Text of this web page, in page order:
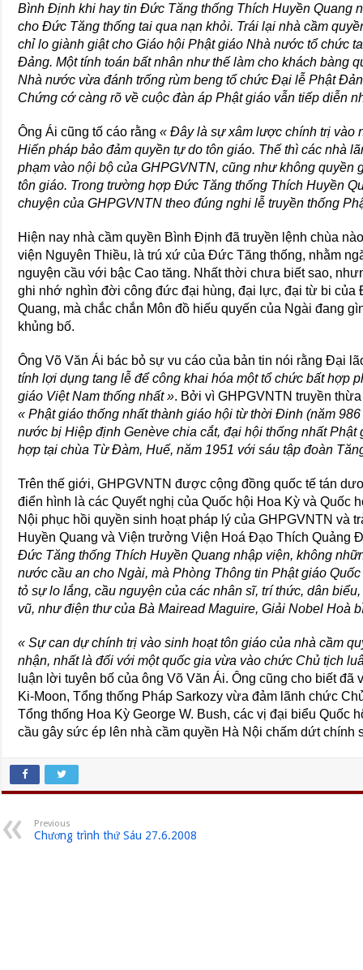
Bình Định khi hay tin Đức Tăng thống Thích Huyền Quang
cho Đức Tăng thống tai qua nạn khỏi. Trái lại nhà cầm
chỉ lo giành giật cho Giáo hội Phật giáo Nhà nước tổ chức
Đảng. Một tính toán bất nhân như thế làm cho khách bàng
Nhà nước vừa đánh trống rùm beng tổ chức Đại lễ Phật
Chứng cớ càng rõ về cuộc đàn áp Phật giáo vẫn tiếp diễn
Ông Ái cũng tố cáo rằng« Đây là sự xâm lược chính trị vào
Hiến pháp bảo đảm quyền tự do tôn giáo. Thế thì các nhà
phạm vào nội bộ của GHPGVNTN, cũng như không quyền
tôn giáo. Trong trường hợp Đức Tăng thống Thích Huyền
chuyện của GHPGVNTN theo đúng nghi lễ truyền thống
Hiện nay nhà cầm quyền Bình Định đã truyền lệnh chùa
viện Nguyên Thiều, là trú xứ của Đức Tăng thống, nhằm
nguyện cầu với bậc Cao tăng. Nhất thời chưa biết sao,
ghi nhớ nghìn đời công đức đại hùng, đại lực, đại từ bi
Quang, mà chắc chắn Môn đồ hiếu quyến của Ngài đang
khủng bố.
Ông Võ Văn Ái bác bỏ sự vu cáo của bản tin nói rằng Đại
tính lợi dụng tang lễ để công khai hóa một tổ chức bất hợp
giáo Việt Nam thống nhất ». Bởi vì GHPGVNTN truyền
« Phật giáo thống nhất thành giáo hội từ thời Đinh (năm
nước bị Hiệp định Genève chia cắt, đại hội thống nhất Phật
hợp tại chùa Từ Đàm, Huế, năm 1951 với sáu tập đoàn
Trên thế giới, GHPGVNTN được cộng đồng quốc tế tán
điển hình là các Quyết nghị của Quốc hội Hoa Kỳ và Quốc
Nội phục hồi quyền sinh hoạt pháp lý của GHPGVNTN và
Huyền Quang và Viện trưởng Viện Hoá Đạo Thích Quảng
Đức Tăng thống Thích Huyền Quang nhập viện, không
nước cầu an cho Ngài, mà Phòng Thông tin Phật giáo
tỏ sự lo lắng, cầu nguyện của các nhân sĩ, trí thức, dân
vũ, như điện thư của Bà Mairead Maguire, Giải Nobel Hoà
« Sự can dự chính trị vào sinh hoạt tôn giáo của nhà cầm
nhận, nhất là đối với một quốc gia vừa vào chức Chủ tịch
luận lời tuyên bố của ông Võ Văn Ái. Ông cũng cho biết
Ki-Moon, Tổng thống Pháp Sarkozy vừa đảm lãnh chức
Tổng thống Hoa Kỳ George W. Bush, các vị đại biểu Quốc
cầu gây sức ép lên nhà cầm quyền Hà Nội chấm dứt chính
Previous
Chương trình thứ Sáu 27.6.2008